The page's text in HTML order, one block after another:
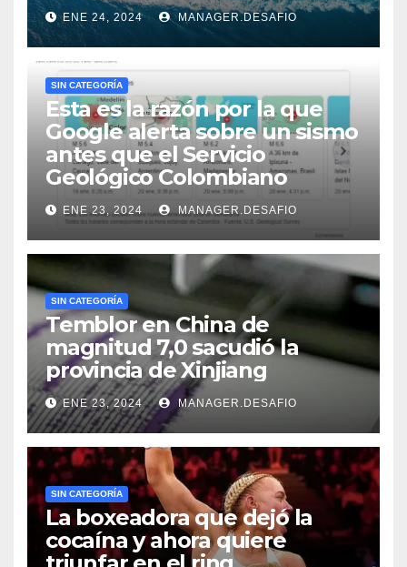
ENE 24, 2024 MANAGER.DESAFIO
SIN CATEGORÍA
Esta es la razón por la que
Google alerta sobre un sismo
antes que el Servicio
Geológico Colombiano
ENE 23, 2024 MANAGER.DESAFIO
SIN CATEGORÍA
Temblor en China de
magnitud 7,0 sacudió la
provincia de Xinjiang
ENE 23, 2024 MANAGER.DESAFIO
SIN CATEGORÍA
La boxeadora que dejó la
cocaína y ahora quiere